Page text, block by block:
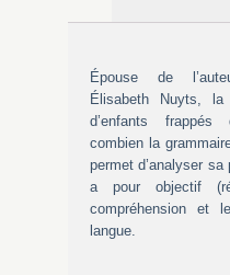
Épouse de
Élisabeth Nuyts, la
d’enfants
combien la
permet d’analyser
a pour objectif
compréhension et
langue.